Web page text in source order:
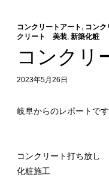
コンクリートアート , コンク
クリート 美装, 新築化粧
コンクリ
2023年5月26日
岐阜からのレポートで
コンクリート打ち放し
化粧施工